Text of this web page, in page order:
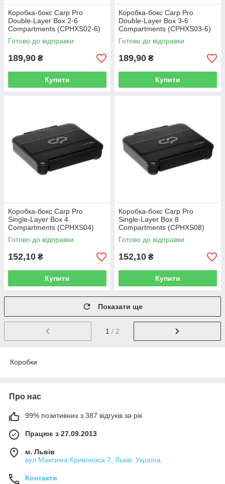
Коробка-бокс Carp Pro
Double-Layer Box 2-6
Compartments (CPHXS02-6)
Готово до відправки
189,90 ₴
Купити
Коробка-бокс Carp Pro
Double-Layer Box 3-6
Compartments (CPHXS03-6)
Готово до відправки
189,90 ₴
Купити
Коробка-бокс Carp Pro
Single-Layer Box 4
Compartments (CPHXS04)
Готово до відправки
152,10 ₴
Купити
Коробка-бокс Carp Pro
Single-Layer Box 8
Compartments (CPHXS08)
Готово до відправки
152,10 ₴
Купити
Показати ще
1 / 2
Коробки
Про нас
99% позитивних з 387 відгуків за рік
Працює з 27.09.2013
м. Львів
вул.Максима Кривоноса 7, Львів, Україна
Контакти